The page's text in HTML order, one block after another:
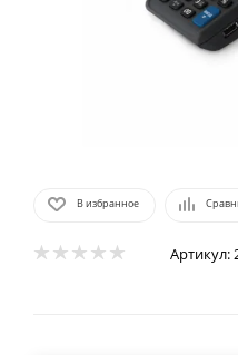
В избранное
Артикул: